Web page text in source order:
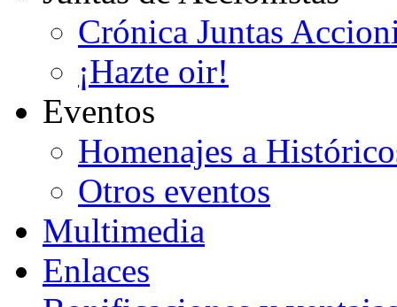
Crónica Juntas
¡Hazte oir!
Eventos
Homenajes a
Otros eventos
Multimedia
Enlaces